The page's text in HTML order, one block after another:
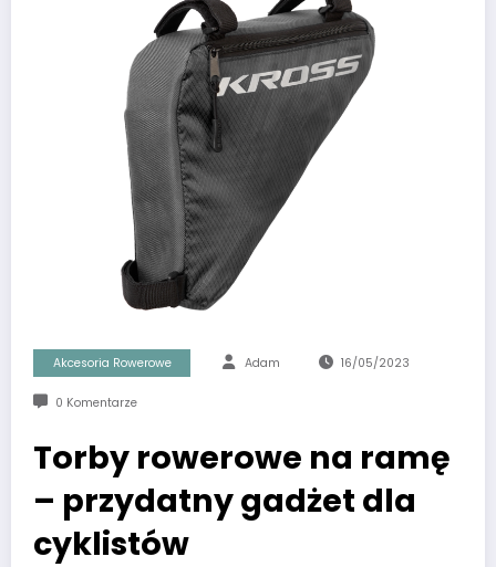
Akcesoria Rowerowe Adam 16/05/2023
0 Komentarze
Torby rowerowe na ramę
– przydatny gadżet dla
cyklistów